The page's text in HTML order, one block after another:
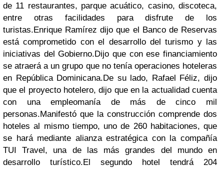
de 11 restaurantes, parque acuático, casino, discoteca,
entre otras facilidades para disfrute de los
turistas.Enrique Ramírez dijo que el Banco de Reservas
está comprometido con el desarrollo del turismo y las
iniciativas del Gobierno.Dijo que con ese financiamiento
se atraerá a un grupo que no tenía operaciones hoteleras
en República Dominicana.De su lado, Rafael Féliz, dijo
que el proyecto hotelero, dijo que en la actualidad cuenta
con una empleomanía de más de cinco mil
personas.Manifestó que la construcción comprende dos
hoteles al mismo tiempo, uno de 260 habitaciones, que
se hará mediante alianza estratégica con la compañía
TUI Travel, una de las más grandes del mundo en
desarrollo turístico.El segundo hotel tendrá 204